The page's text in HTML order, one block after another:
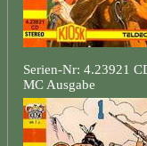
Serien-Nr: 4.23921
MC Ausgabe